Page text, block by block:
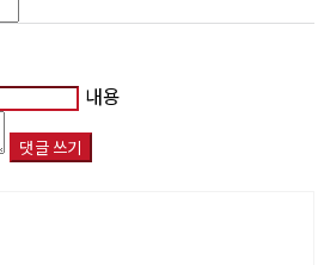
내용
댓글 쓰기